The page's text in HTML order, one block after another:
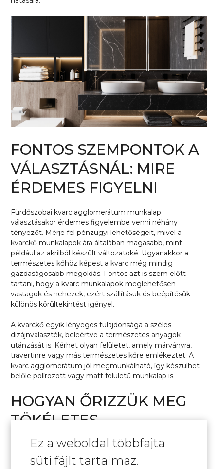
FONTOS SZEMPONTOK A
VÁLASZTÁSNÁL: MIRE
ÉRDEMES FIGYELNI
Fürdőszobai kvarc agglomerátum munkalap
választásakor érdemes figyelembe venni néhány
tényezőt. Mérje fel pénzügyi lehetőségeit, mivel a
kvarckő munkalapok ára általában magasabb, mint
például az akrilból készült változatoké. Ugyanakkor a
természetes kőhöz képest a kvarc még mindig
gazdaságosabb megoldás. Fontos azt is szem előtt
tartani, hogy a kvarc munkalapok meglehetősen
vastagok és nehezek, ezért szállításuk és beépítésük
különös körültekintést igényel.
A kvarckő egyik lényeges tulajdonsága a széles
dizájnválaszték, beleértve a természetes anyagok
utánzását is. Kérhet olyan felületet, amely márványra,
travertinre vagy más természetes kőre emlékeztet. A
kvarc agglomerátum jól megmunkálható, így készülhet
belőle polírozott vagy matt felületű munkalap is.
HOGYAN ŐRIZZÜK MEG
TÖKÉLETES
MEGJELENÉSÉT ÉVEKEN
ÁT
Ez a weboldal többfajta
süti fájlt tartalmaz.